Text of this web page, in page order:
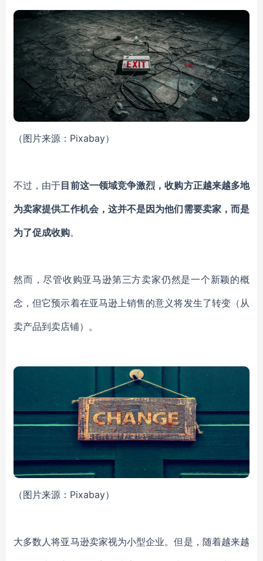
（图片来源：Pixabay）
不过，由于目前这一领域竞争激烈，收购方正越来越多地
为卖家提供工作机会，这并不是因为他们需要卖家，而是
为了促成收购。
然而，尽管收购亚马逊第三方卖家仍然是一个新颖的概
念，但它预示着在亚马逊上销售的意义将发生了转变（从
卖产品到卖店铺）。
（图片来源：Pixabay）
大多数人将亚马逊卖家视为小型企业。但是，随着越来越